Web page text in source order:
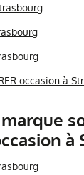
occasion à
à